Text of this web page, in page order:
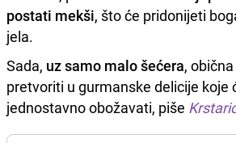
postati mekši, što će pridonijeti
jela.
Sada, uz samo malo šećera,
pretvoriti u gurmanske delicije koje
jednostavno obožavati, piše